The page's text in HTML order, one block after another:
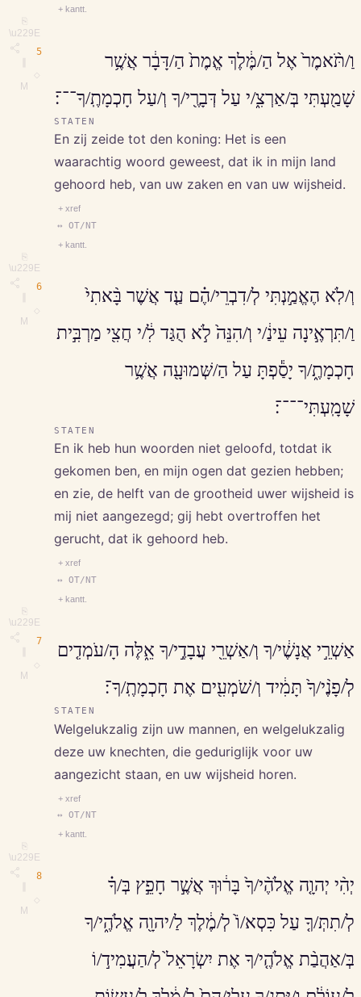
⎘
\u229E
M
+ kantt.
5
⎘
\u229E
M
וַ/תֹּ֨אמֶר֙ אֶל הַ/מֶּ֔לֶךְ אֱמֶת֙ הַ/דָּבָ֔ר אֲשֶׁ֥ר
שָׁמַ֖עְתִּי בְּ/אַרְצִ֑/י עַל דְּבָרֶ֖י/ךָ וְ/עַל חָכְמָתֶֽ/ךָ־־־׃
STATEN
En zij zeide tot den koning: Het is een
waarachtig woord geweest, dat ik in mijn land
gehoord heb, van uw zaken en van uw wijsheid.
+ xref
↔ OT/NT
+ kantt.
6
⎘
\u229E
M
וְ/לֹֽא הֶאֱמַ֣נְתִּי לְ/דִבְרֵי/הֶ֗ם עַ֤ד אֲשֶׁר בָּ֨אתִי֙
וַ/תִּרְאֶ֣ינָה עֵינַ֔/י וְ/הִנֵּה֙ לֹ֣א הֻגַּד לִ֔/י חֲצִ֖י מַרְבִּ֣ית
חָכְמָתֶ֑/ךָ יָסַ֕פְתָּ עַל הַ/שְּׁמוּעָ֖ה אֲשֶׁ֥ר
שָׁמָֽעְתִּי־־־־׃
STATEN
En ik heb hun woorden niet geloofd, totdat ik
gekomen ben, en mijn ogen dat gezien hebben;
en zie, de helft van de grootheid uwer wijsheid is
mij niet aangezegd; gij hebt overtroffen het
gerucht, dat ik gehoord heb.
+ xref
↔ OT/NT
+ kantt.
7
⎘
\u229E
M
אַשְׁרֵ֣י אֲנָשֶׁ֔י/ךָ וְ/אַשְׁרֵ֖י עֲבָדֶ֣י/ךָ אֵ֑לֶּה הָ/עֹמְדִ֤ים
לְ/פָנֶ֨י/ךָ֙ תָּמִ֔יד וְ/שֹׁמְעִ֖ים אֶת חָכְמָתֶֽ/ךָ־׃
STATEN
Welgelukzalig zijn uw mannen, en welgelukzalig
deze uw knechten, die geduriglijk voor uw
aangezicht staan, en uw wijsheid horen.
+ xref
↔ OT/NT
+ kantt.
8
יְהִ֨י יְהוָ֤ה אֱלֹהֶ֨י/ךָ֙ בָּר֔וּךְ אֲשֶׁ֣ר חָפֵ֣ץ בְּ/ךָ֗
לְ/תִתְּ/ךָ֤ עַל כִּסְא/וֹ֙ לְ/מֶ֔לֶךְ לַ/יהוָ֖ה אֱלֹהֶ֑י/ךָ
בְּ/אַהֲבַ֨ת אֱלֹהֶ֤י/ךָ אֶת יִשְׂרָאֵל֙ לְ/הַעֲמִיד֣/וֹ